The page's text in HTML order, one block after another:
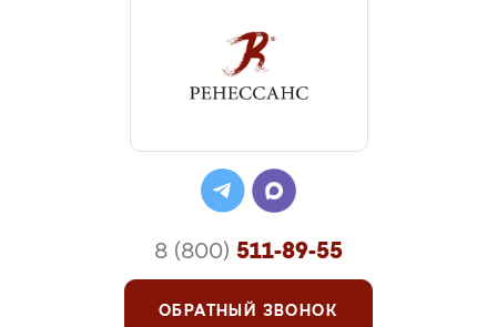
8 (800) 511-89-55
ОБРАТНЫЙ ЗВОНОК